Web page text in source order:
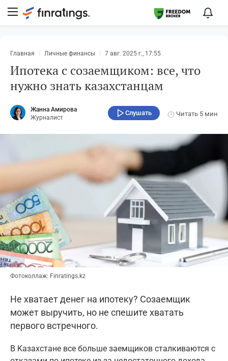
Главная Личные финансы 7 авг. 2025 г., 17:55
Ипотека с созаемщиком: все, что
нужно знать казахстанцам
Жанна Амирова
Журналист
Слушать Читать 5 мин
Фотоколлаж: Finratings.kz
Не хватает денег на ипотеку? Созаемщик
может выручить, но не спешите хватать
первого встречного.
В Kaзахстане все больше заемщиков сталкиваются с